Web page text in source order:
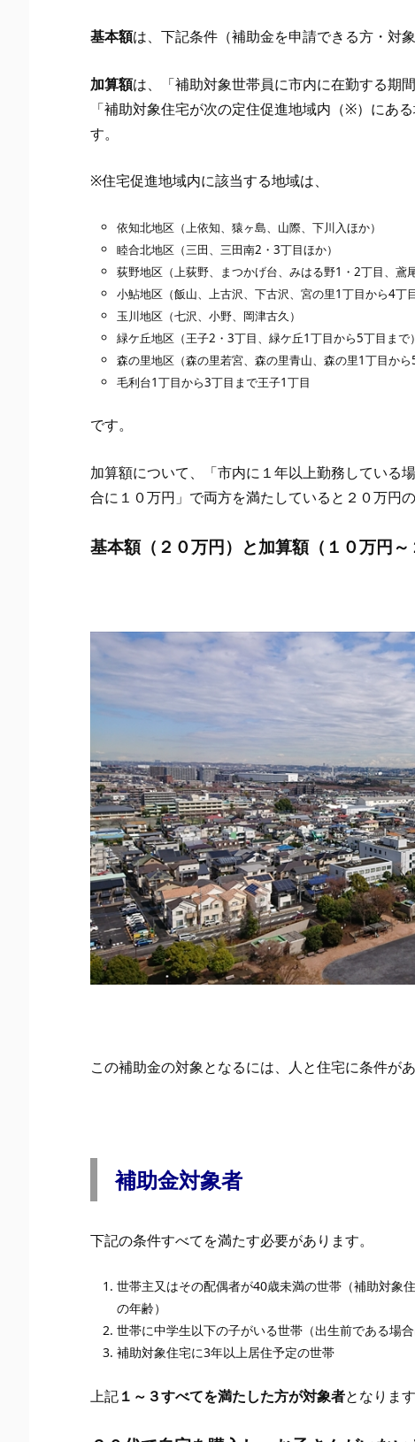
基本額は、下記条件（補助金を申請できる方・対
加算額は、「補助対象世帯員に市内に在勤する期
「補助対象住宅が次の定住促進地域内（※）にあ
す。
※住宅促進地域内に該当する地域は、
依知北地区（上依知、猿ヶ島、山際、下川入ほか）
睦合北地区（三田、三田南2・3丁目ほか）
荻野地区（上荻野、まつかげ台、みはる野1・2丁目、鳶
小鮎地区（飯山、上古沢、下古沢、宮の里1丁目から4丁
玉川地区（七沢、小野、岡津古久）
緑ケ丘地区（王子2・3丁目、緑ケ丘1丁目から5丁目まで）
森の里地区（森の里若宮、森の里青山、森の里1丁目から
毛利台1丁目から3丁目まで王子1丁目
です。
加算額について、「市内に１年以上勤務している
合に１０万円」で両方を満たしていると２０万円
基本額（２０万円）と加算額（１０万円
この補助金の対象となるには、人と住宅に条件があ
補助金対象者
下記の条件すべてを満たす必要があります。
世帯主又はその配偶者が40歳未満の世帯（補助対象
の年齢）
世帯に中学生以下の子がいる世帯（出生前である場合
補助対象住宅に3年以上居住予定の世帯
上記１～３すべてを満たした方が対象者となります